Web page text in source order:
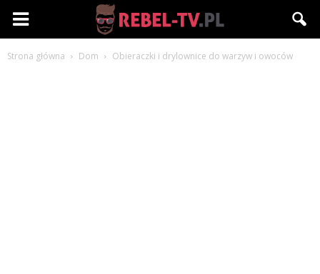
Rebel-
TV.pl
Strona główna Dom Obieraczki i drylownice do warzyw i owoców